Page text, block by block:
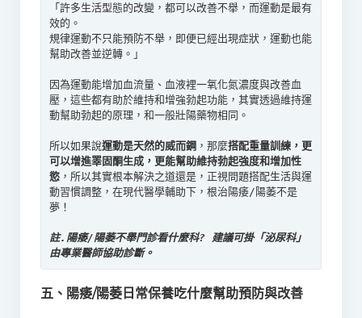
「許多生活型態的改變，都可以改善不舉，而運動是最有
效的。
規律運動不只能預防不舉，即便已經出現症狀，運動也能
幫助改善並逆轉。」
因為運動能增加血流量、血液裡一氧化氮濃度與改善血
壓，這些都有助於維持和增強勃起功能，其實透過維持運
動幫助勃起的原理，和一般壯陽藥物相同。
所以如果說運動是天然的威而鋼 ，那麼搭配重量訓練，更
可以增進睪固酮生成，更能幫助維持勃起強度和增加性
慾，所以其實根本解決之道還是，正視問題搭配生活與運
動習慣調整，在現代醫學輔助下，根治陽痿/陽萎不是
夢！
註.陽痿/陽萎不舉門診看什麼科? 建議可掛「泌尿科」
由專業醫師協助診斷。
五、陽痿/陽萎日常保養吃什麼幫助預防與改善